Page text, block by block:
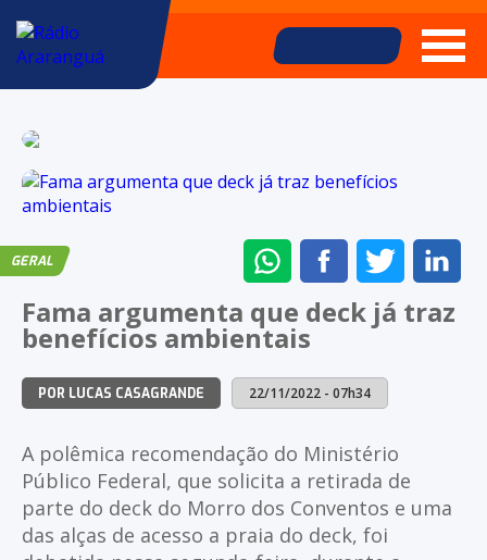
GERAL
ENVIAR
NO
WHATSAPP
COMPARTILHAR
NO
FACEBOOK
NO
TWITTER
Fama argumenta que deck já traz
benefícios ambientais
POR LUCAS CASAGRANDE 22/11/2022 - 07h34
A polêmica recomendação do Ministério
Público Federal, que solicita a retirada de
parte do deck do Morro dos Conventos e uma
das alças de acesso a praia do deck, foi